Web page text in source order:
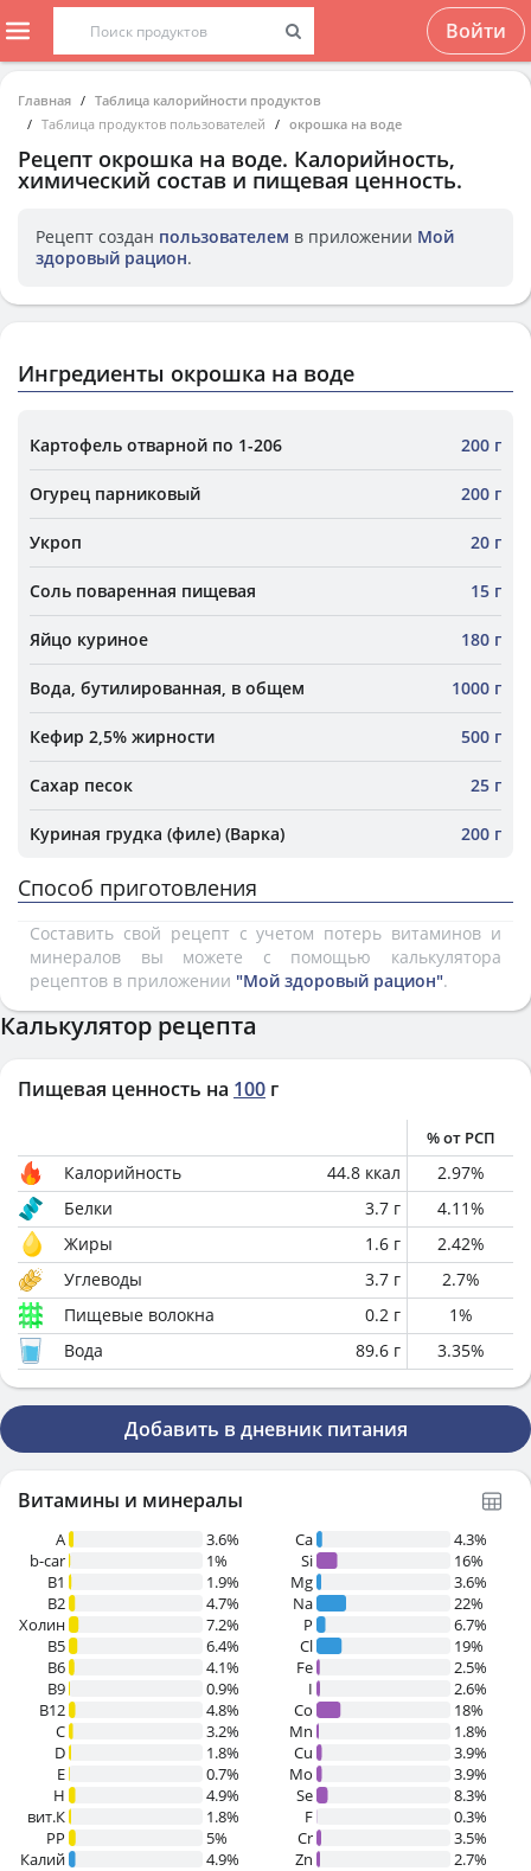
Войти
Главная
Таблица калорийности продуктов
Таблица продуктов пользователей
окрошка на воде
Рецепт окрошка на воде. Калорийность,
химический состав и пищевая ценность.
Рецепт создан пользователем в приложении Мой
здоровый рацион.
Ингредиенты окрошка на воде
Картофель отварной по 1-206 200 г
Огурец парниковый 200 г
Укроп 20 г
Соль поваренная пищевая 15 г
Яйцо куриное 180 г
Вода, бутилированная, в общем 1000 г
Кефир 2,5% жирности 500 г
Сахар песок 25 г
Куриная грудка (филе) (Варка) 200 г
Способ приготовления
Составить свой рецепт с учетом потерь витаминов и
минералов вы можете с помощью калькулятора
рецептов в приложении "Мой здоровый рацион".
Калькулятор рецепта
Пищевая ценность на 100 г
% от РСП
Калорийность 44.8 ккал 2.97%
Белки
3.7 г 4.11%
Жиры
1.6 г 2.42%
Углеводы
3.7 г 2.7%
Пищевые волокна
0.2 г 1%
Вода
89.6 г 3.35%
Добавить в дневник питания
Витамины и минералы
A
3.6%
b-car
1%
В1
1.9%
B2
4.7%
Холин
7.2%
B5
6.4%
B6
4.1%
B9
0.9%
B12
4.8%
C
3.2%
D
1.8%
E
0.7%
H
4.9%
вит.К
1.8%
PP
5%
Калий
4.9%
Ca
4.3%
Si
16%
Mg
3.6%
Na
22%
P
6.7%
Cl
19%
Fe
2.5%
I
2.6%
Co
18%
Mn
1.8%
Cu
3.9%
Mo
3.9%
Se
8.3%
F
0.3%
Cr
3.5%
Zn
2.7%